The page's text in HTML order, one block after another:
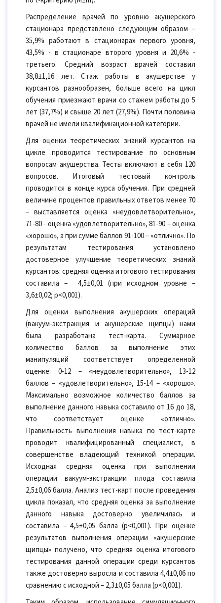
Распределение врачей по уровню акушерского
стационара представлено следующим образом –
35,9% работают в стационарах первого уровня,
43,5% - в стационаре второго уровня и 20,6% -
третьего. Средний возраст врачей составил
38,8±1,16 лет. Стаж работы в акушерстве у
курсантов разнообразен, больше всего на цикл
обучения приезжают врачи со стажем работы до 5
лет (37,7%) и свыше 20 лет (27,9%). Почти половина
врачей не имели квалификационной категории.
Для оценки теоретических знаний курсантов на
цикле проводится тестирование по основным
вопросам акушерства. Тесты включают в себя 120
вопросов. Итоговый тестовый контроль
проводится в конце курса обучения. При средней
величине процентов правильных ответов менее 70
– выставляется оценка «неудовлетворительно»,
71-80 - оценка «удовлетворительно», 81-90 – оценка
«хорошо», а при сумме баллов 91-100 – «отлично». По
результатам тестирования установлено
достоверное улучшение теоретических знаний
курсантов: средняя оценка итогового тестирования
составила – 4,5±0,01 (при исходном уровне –
3,6±0,02; р<0,001).
Для оценки выполнения акушерских операций
(вакуум-экстракция и акушерские щипцы) нами
была разработана тест-карта. Суммарное
количество баллов за выполнение этих
манипуляций соответствует определенной
оценке: 0-12 – «неудовлетворительно», 13-12
баллов – «удовлетворительно», 15-14 – «хорошо».
Максимально возможное количество баллов за
выполнение данного навыка составило от 16 до 18,
что соответствует оценке «отлично».
Правильность выполнения навыка по тест-карте
проводит квалифицированный специалист, в
совершенстве владеющий техникой операции.
Исходная средняя оценка при выполнении
операции вакуум-экстракции плода составила
2,5±0,06 балла. Анализ тест-карт после проведения
цикла показал, что средняя оценка за выполнение
данного навыка достоверно увеличилась и
составила – 4,5±0,05 балла (p<0,001). При оценке
результатов выполнения операции «акушерские
щипцы» получено, что средняя оценка итогового
тестирования данной операции среди курсантов
также достоверно выросла и составила 4,4±0,06 по
сравнению с исходной – 2,3±0,05 балла (p<0,001).